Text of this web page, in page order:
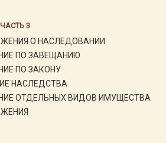
3
О НАСЛЕДОВАНИИ
ПО ЗАВЕЩАНИЮ
ПО ЗАКОНУ
НАСЛЕДСТВА
ОТДЕЛЬНЫХ ВИДОВ ИМУЩЕСТВА